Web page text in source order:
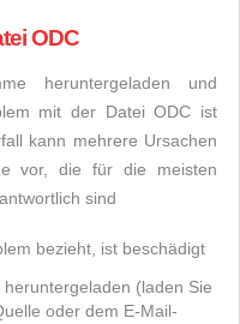
ODC
heruntergeladen und
mit der Datei ODC ist
kann mehrere Ursachen
vor, die für die meisten
sind
bezieht, ist beschädigt
(laden Sie
oder dem E-Mail-